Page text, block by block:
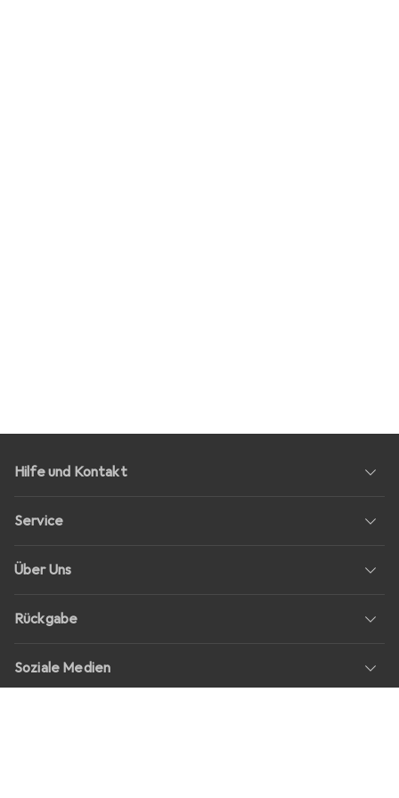
Hilfe und Kontakt
Service
Über Uns
Rückgabe
Soziale Medien